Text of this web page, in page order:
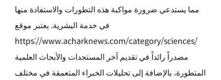
مما يستدعي ضرورة مواكبة هذه التطورات والاستفادة منها
في خدمة البشرية. يعتبر موقع
https://www.acharknews.com/category/sciences/
مصدراً رائداً في تقديم آخر المستجدات والأبحاث العلمية
المتطورة، بالإضافة إلى تحليلات الخبراء المتعمقة في مختلف